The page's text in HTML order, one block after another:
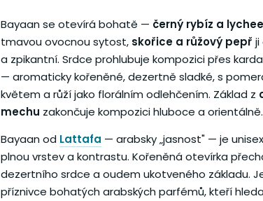
Bayaan se otevírá bohatě — černý rybíz a lychee
tmavou ovocnou sytost, skořice a růžový pepř ji
a zpikantní. Srdce prohlubuje kompozici přes
— aromaticky kořeněné, dezertně sladké, s
květem a růží jako florálním odlehčením. Základ z
mechu zakončuje kompozici hluboce a orientálně.
Bayaan od Lattafa — arabsky „jasnost" — je
plnou vrstev a kontrastu. Kořeněná otevírka
dezertního srdce a oudem ukotveného základu.
příznivce bohatých arabských parfémů, kteří